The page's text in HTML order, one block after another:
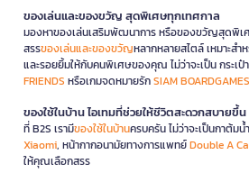
ของเล่นและของขวัญ สุดพิเศษทุกเทศกาล
มองหาของเล่นเสริมพัฒนาการ หรือของขวัญสุดพิเศ
สรรของเล่นและของขวัญหลากหลายสไตล์ เหมาะส
และรอยยิ้มให้กับคนพิเศษของคุณ ไม่ว่าจะเป็น กระเ
FRIENDS หรือเกมจดหมายรักSIAM BOARDGAMES
ของใช้ในบ้าน ไอเทมที่ช่วยให้ชีวิตสะดวกสบายขึ้น
ที่ B2S เรามีของใช้ในบ้านครบครัน ไม่ว่าจะเป็นกาต้มน้ำ
Xiaomi, หน้ากากอนามัยทางการแพทย์Double A
ให้คุณเลือกสรร